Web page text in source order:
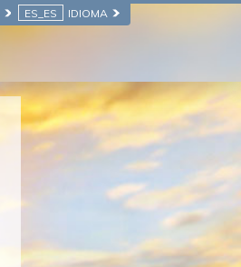
ES_ES IDIOMA